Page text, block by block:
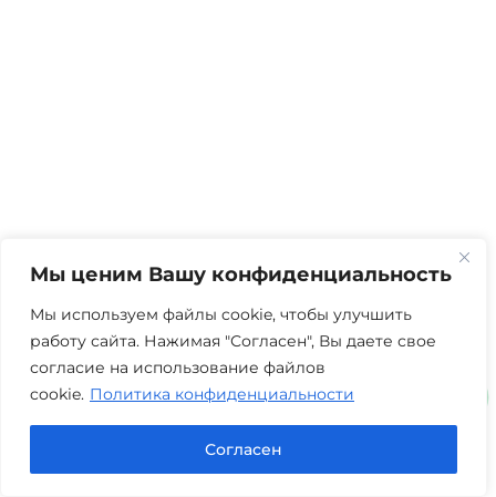
Мы ценим Вашу конфиденциальность
Мы используем файлы cookie, чтобы улучшить
работу сайта. Нажимая "Согласен", Вы даете свое
согласие на использование файлов
cookie. Политика конфиденциальности
Согласен